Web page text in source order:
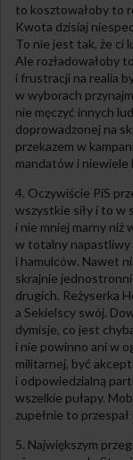
to kosztowałoby to
Kwota dzisiaj
To nie jest tak, że ci
Ale rozładowałoby
i frustracji na realia
w wyborach
nie męczyć innych
doprowadzonej na
przekazem w
mandatów i niewiele
4. Oczywiście PiS
wszystkie siły i to w
i nie mniej marny niż
w totalny napastliwy
i hamulców. Nawet
skrajnie
drugich. Reżyserka
a Sekielscy swój.
dymisje, co jest
i nie powinno ani w
militarnej, być
i odpowiedzialną
wszelkie pułapy.
zupełnie to przespał
5. Największym